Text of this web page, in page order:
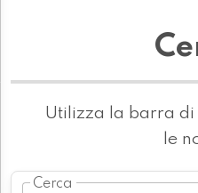
Utilizza la barra
le
Cerca